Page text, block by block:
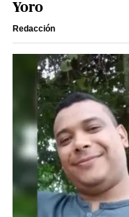
Yoro
Redacción